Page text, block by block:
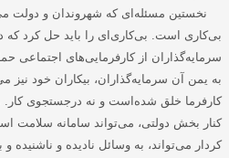
نخستین مسئله‌ای که شهروندان و دولت
بی‌کاری است. بی‌کاری‌ای را باید حل کرد که
سرمایه‌گذاران از کارفرمایی‌های اجتماعی
به یمن آن سرمایه‌گذاران، بیکاران خود نیز
کارفرما خلق شده‌است و نه درجستجوی کار.
کنار بخش دولتی، می‌تواند سامانه سلامت
کردار می‌تواند، به وسائل نادیده و ناشنیده